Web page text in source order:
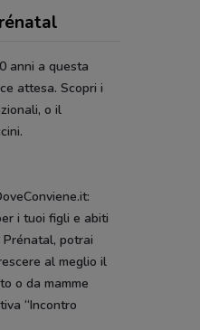
anni a questa
attesa. Scopri i
o il
i tuoi figli e abiti
Prénatal, potrai
al meglio il
o da mamme
“Incontro